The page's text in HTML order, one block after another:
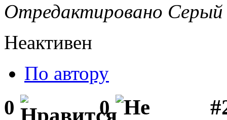
Отредактировано
Неактивен
По автору
0 0